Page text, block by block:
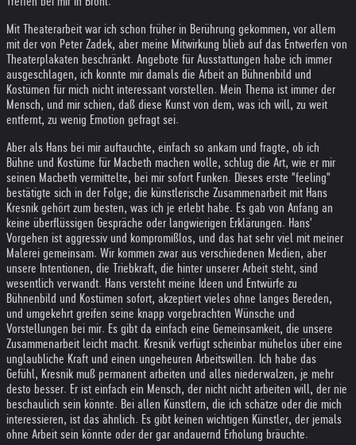
Mit Theaterarbeit war ich schon früher in Berührung gekommen, vor allem
mit der von Peter Zadek, aber meine Mitwirkung blieb auf das Entwerfen von
Theaterplakaten beschränkt. Angebote für Ausstattungen habe ich immer
ausgeschlagen, ich konnte mir damals die Arbeit an Bühnenbild und
Kostümen für mich nicht interessant vorstellen. Mein Thema ist immer der
Mensch, und mir schien, daß diese Kunst von dem, was ich will, zu weit
entfernt, zu wenig Emotion gefragt sei.
Aber als Hans bei mir auftauchte, einfach so ankam und fragte, ob ich
Bühne und Kostüme für Macbeth machen wolle, schlug die Art, wie er mir
seinen Macbeth vermittelte, bei mir sofort Funken. Dieses erste "feeling"
bestätigte sich in der Folge; die künstlerische Zusammenarbeit mit Hans
Kresnik gehört zum besten, was ich je erlebt habe. Es gab von Anfang an
keine überflüssigen Gespräche oder langwierigen Erklärungen. Hans'
Vorgehen ist aggressiv und kompromißlos, und das hat sehr viel mit meiner
Malerei gemeinsam. Wir kommen zwar aus verschiedenen Medien, aber
unsere Intentionen, die Triebkraft, die hinter unserer Arbeit steht, sind
wesentlich verwandt. Hans versteht meine Ideen und Entwürfe zu
Bühnenbild und Kostümen sofort, akzeptiert vieles ohne langes Bereden,
und umgekehrt greifen seine knapp vorgebrachten Wünsche und
Vorstellungen bei mir. Es gibt da einfach eine Gemeinsamkeit, die unsere
Zusammenarbeit leicht macht. Kresnik verfügt scheinbar mühelos über eine
unglaubliche Kraft und einen ungeheuren Arbeitswillen. Ich habe das
Gefühl, Kresnik muß permanent arbeiten und alles niederwalzen, je mehr
desto besser. Er ist einfach ein Mensch, der nicht nicht arbeiten will, der nie
beschaulich sein könnte. Bei allen Künstlern, die ich schätze oder die mich
interessieren, ist das ähnlich. Es gibt keinen wichtigen Künstler, der jemals
ohne Arbeit sein könnte oder der gar andauernd Erholung bräuchte.